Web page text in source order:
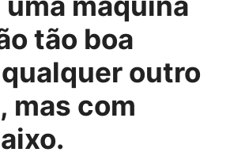
tão boa
outro
mas com